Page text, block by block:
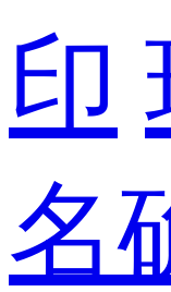
印
名